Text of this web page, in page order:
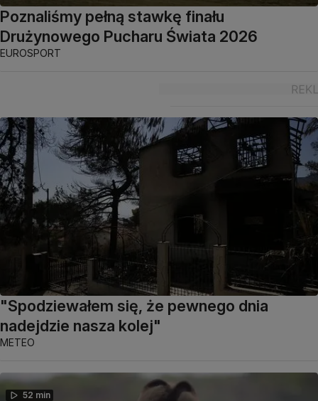
Poznaliśmy pełną stawkę finału
Drużynowego Pucharu Świata 2026
EUROSPORT
"Spodziewałem się, że pewnego dnia
nadejdzie nasza kolej"
METEO
52 min